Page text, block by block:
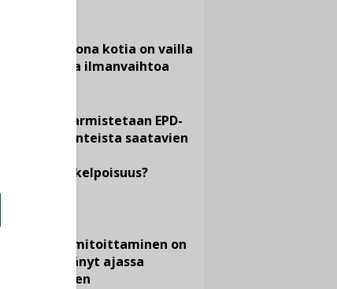
Yli miljoona kotia on vailla
toimivaa ilmanvaihtoa
Miten varmistetaan EPD-
dokumenteista saatavien
vertailukelpoisuus?
viemärimitoittaminen on
jämähtänyt ajassa
paikalleen